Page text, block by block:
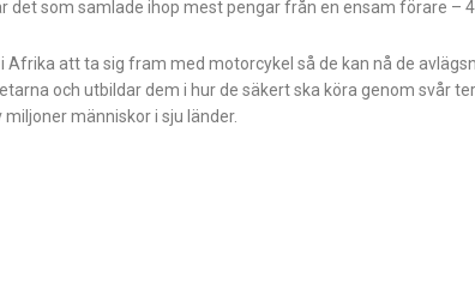
som samlade ihop mest pengar från en ensam förare –
att ta sig fram med motorcykel så de kan nå de
och utbildar dem i hur de säkert ska köra genom svår
människor i sju länder.